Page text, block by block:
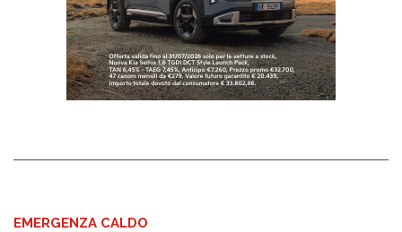
EMERGENZA CALDO